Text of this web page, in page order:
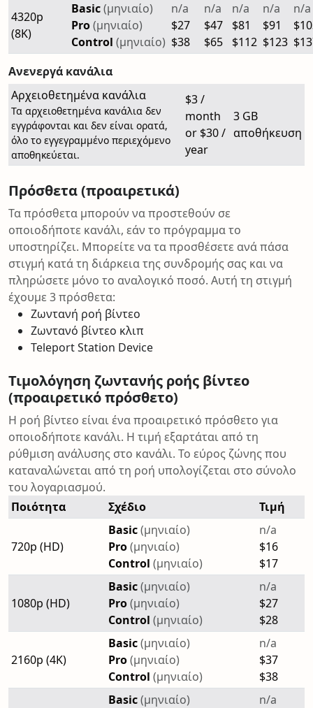
4320p
(8K)
Basic(μηνιαίο)
Pro(μηνιαίο)
Control (μηνιαίο)
n/a
$27
$38
n/a
$47
$65
n/a
$81
$112
n/a
$91
$123
n/a
Ανενεργά κανάλια
Αρχειοθετημένα κανάλια
Τα αρχειοθετημένα κανάλια δεν
εγγράφονται και δεν είναι ορατά,
όλο το εγγεγραμμένο περιεχόμενο
αποθηκεύεται.
$3 /
month
or $30 /
year
3 GB
αποθήκευση
Πρόσθετα (προαιρετικά)
Τα πρόσθετα μπορούν να προστεθούν σε
οποιοδήποτε κανάλι, εάν το πρόγραμμα το
υποστηρίζει. Μπορείτε να τα προσθέσετε ανά πάσα
στιγμή κατά τη διάρκεια της συνδρομής σας και να
πληρώσετε μόνο το αναλογικό ποσό. Αυτή τη στιγμή
έχουμε 3 πρόσθετα:
Ζωντανή ροή βίντεο
Ζωντανό βίντεο κλιπ
Teleport Station Device
Τιμολόγηση ζωντανής ροής βίντεο
(προαιρετικό πρόσθετο)
Η ροή βίντεο είναι ένα προαιρετικό πρόσθετο για
οποιοδήποτε κανάλι. Η τιμή εξαρτάται από τη
ρύθμιση ανάλυσης στο κανάλι. Το εύρος ζώνης που
καταναλώνεται από τη ροή υπολογίζεται στο σύνολο
του λογαριασμού.
Ποιότητα
Σχέδιο Τιμή
720p (HD)
Basic(μηνιαίο)
Pro(μηνιαίο)
Control (μηνιαίο)
n/a
$16
$17
1080p (HD)
Basic(μηνιαίο)
Pro(μηνιαίο)
Control (μηνιαίο)
n/a
$27
$28
2160p (4K)
Basic(μηνιαίο)
Pro(μηνιαίο)
Control (μηνιαίο)
n/a
$37
$38
Basic(μηνιαίο)
n/a